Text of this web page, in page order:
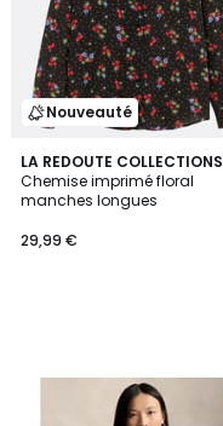
Nouveauté
LA REDOUTE COLLECTIONS
Chemise imprimé floral
manches longues
29,99 €